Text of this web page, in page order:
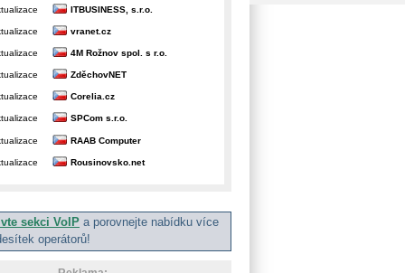
ITBUSINESS, s.r.o.
vranet.cz
4M Rožnov spol. s r.o.
ZděchovNET
Corelia.cz
SPCom s.r.o.
RAAB Computer
Rousinovsko.net
sekci VoIP a porovnejte nabídku více
operátorů!